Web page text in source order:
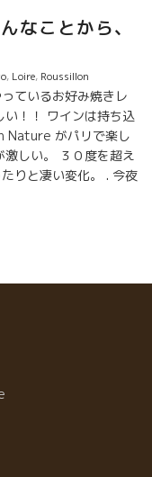
なことから、
, Loire, Roussillon
ているお好み焼きレ
い！！ ワインは持ち込
Nature がパリで楽し
しい。 ３０度を超え
りと凄い変化。 . 今夜
Miss Terreミス・テ
好み焼きソースの甘
り、今、日本に行
、フィリップのワイ
ぽい昆布ダシのよう
ない。 PARISでお好